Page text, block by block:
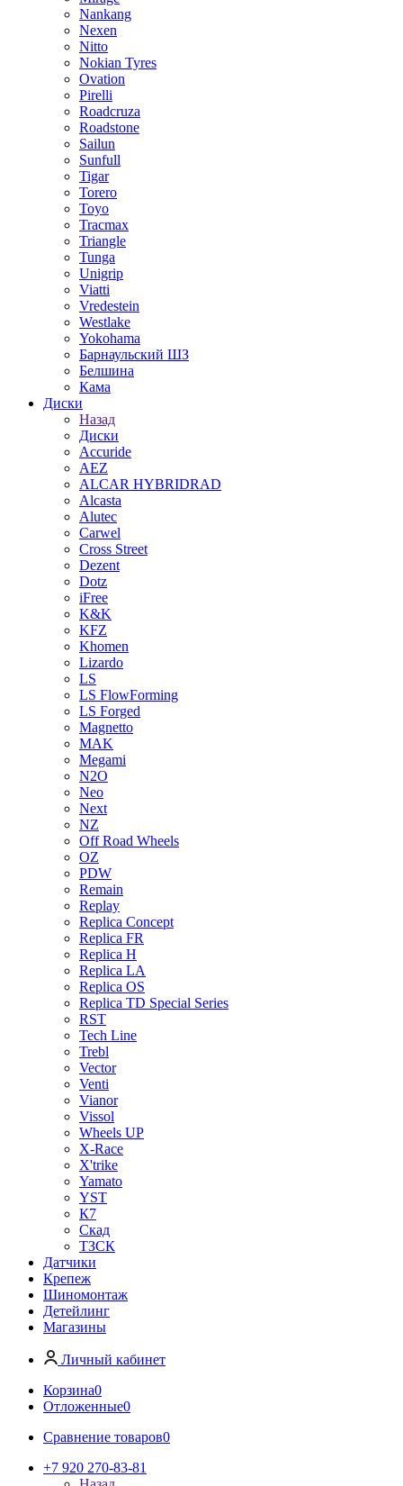
Nankang
Nexen
Nitto
Nokian Tyres
Ovation
Pirelli
Roadcruza
Roadstone
Sailun
Sunfull
Tigar
Torero
Toyo
Tracmax
Triangle
Tunga
Unigrip
Viatti
Vredestein
Westlake
Yokohama
Барнаульский ШЗ
Белшина
Кама
Диски
Назад
Диски
Accuride
AEZ
ALCAR HYBRIDRAD
Alcasta
Alutec
Carwel
Cross Street
Dezent
Dotz
iFree
K&K
KFZ
Khomen
Lizardo
LS
LS FlowForming
LS Forged
Magnetto
MAK
Megami
N2O
Neo
Next
NZ
Off Road Wheels
OZ
PDW
Remain
Replay
Replica Concept
Replica FR
Replica H
Replica LA
Replica OS
Replica TD Special Series
RST
Tech Line
Trebl
Vector
Venti
Vianor
Vissol
Wheels UP
X-Race
X'trike
Yamato
YST
К7
Скад
ТЗСК
Датчики
Крепеж
Шиномонтаж
Детейлинг
Магазины
Личный кабинет
Корзина0
Отложенные0
Сравнение товаров0
+7 920 270-83-81